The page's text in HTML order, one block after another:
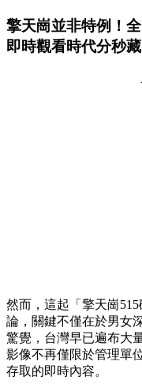
擎天崗並非特例！
即時觀看時代分秒
然而，這起「擎天崗
論，關鍵不僅在於男女
驚覺，台灣早已遍布大
影像不再僅限於管理單
存取的即時內容。